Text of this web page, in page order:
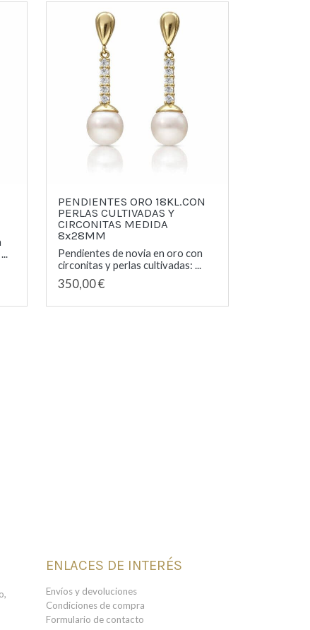
PENDIENTES ORO 18KL.CON
PERLAS CULTIVADAS Y
CIRCONITAS MEDIDA
8x28MM
Pendientes de novia en oro con
circonitas y perlas cultivadas: ...
350,00 €
ENLACES DE INTERÉS
Envíos y devoluciones
Condiciones de compra
Formulario de contacto